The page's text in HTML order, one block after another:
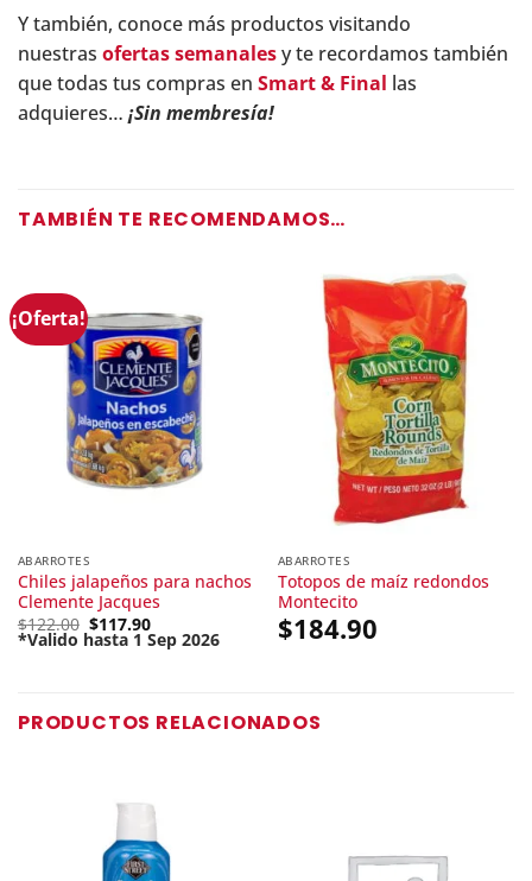
Y también, conoce más productos visitando
nuestras ofertas semanalesy te recordamos también
que todas tus compras en Smart & Final las
adquieres… ¡Sin membresía!
TAMBIÉN TE RECOMENDAMOS…
¡Oferta!
ABARROTES
Chiles jalapeños para nachos
Clemente Jacques
$122.00 Original
price
was:
$117.90
*Valido hasta 1 Sep 2026
Current
ABARROTES
Totopos de maíz redondos
Montecito
$184.90
PRODUCTOS RELACIONADOS